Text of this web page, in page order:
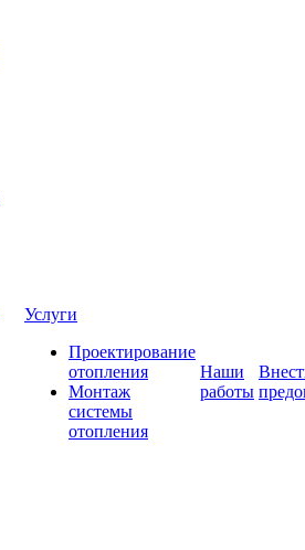
Услуги
Проектирование
отопления
Монтаж
системы
отопления
Наши
работы